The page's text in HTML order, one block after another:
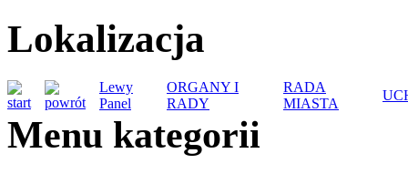
Lokalizacja
Lewy
Panel
ORGANY I
RADY
RADA
MIASTA
Menu kategorii